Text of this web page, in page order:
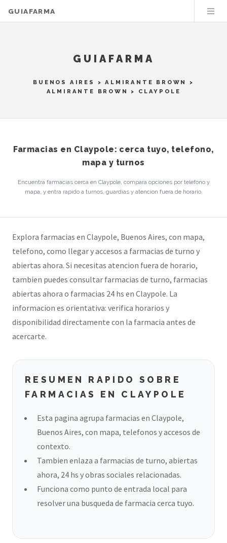
GUIAFARMA
GUIAFARMA
BUENOS AIRES >ALMIRANTE BROWN
>
ALMIRANTE BROWN
> CLAYPOLE
Farmacias en Claypole: cerca tuyo, telefono,
mapa y turnos
Encuentra farmacias cerca en Claypole, compara opciones por telefono y
mapa, y entra rapido a turnos, guardias y atencion fuera de horario.
Explora farmacias en Claypole, Buenos Aires, con mapa,
telefono, como llegar y accesos a farmacias de turno y
abiertas ahora. Si necesitas atencion fuera de horario,
tambien puedes consultar farmacias de turno, farmacias
abiertas ahora o farmacias 24 hs en Claypole. La
informacion es orientativa: verifica horarios y
disponibilidad directamente con la farmacia antes de
acercarte.
RESUMEN RAPIDO SOBRE
FARMACIAS EN CLAYPOLE
Esta pagina agrupa farmacias en Claypole,
Buenos Aires, con mapa, telefonos y accesos de
contexto.
Tambien enlaza a farmacias de turno, abiertas
ahora, 24 hs y obras sociales relacionadas.
Funciona como punto de entrada local para
resolver una busqueda de farmacia cerca tuyo.